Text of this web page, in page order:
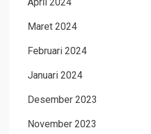
Maret 2024
Februari 2024
Januari 2024
Desember 2023
November 2023